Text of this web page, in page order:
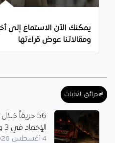
يمكنك الآن الاستماع إلى
ومقالاتنا عوض قراءتها
#حرائق الغابات
الإخماد في 3 ولايات
4 أغسطس 2026